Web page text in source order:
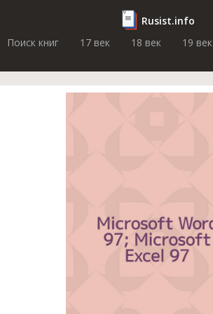
Rusist.info
Поиск книг
17 век 18 век 19 век